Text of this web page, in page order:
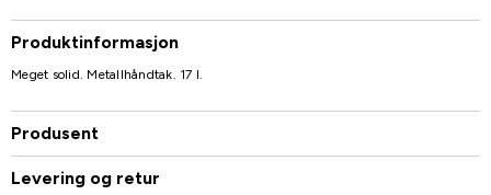
Produktinformasjon
Meget solid. Metallhåndtak. 17 l.
Produsent
Levering og retur